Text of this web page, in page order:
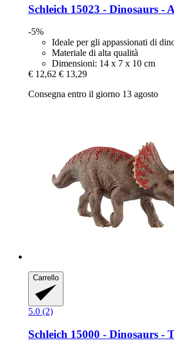
Schleich 15023 -​ Dinosaurs -​
-5%
Ideale per gli appassionati di
Materiale di alta qualità
Dimensioni: 14 x 7 x 10 cm
€ 12,62 € 13,29
Consegna entro il giorno 13 agosto
Carrello
5.0 (2)
Schleich 15000 -​ Dinosaurs -​